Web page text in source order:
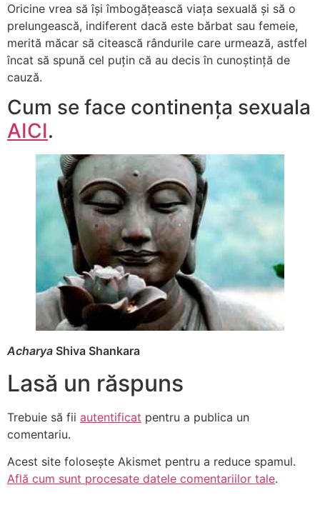
Oricine vrea să își îmbogățească viața sexuală și să o
prelungească, indiferent dacă este bărbat sau femeie,
merită măcar să citească rândurile care urmează, astfel
încat să spună cel puțin că au decis în cunoștință de
cauză.
Cum se face continența sexuala
AICI.
Acharya Shiva Shankara
Lasă un răspuns
Trebuie să fii autentificat pentru a publica un
comentariu.
Acest site folosește Akismet pentru a reduce spamul.
Află cum sunt procesate datele comentariilor tale.